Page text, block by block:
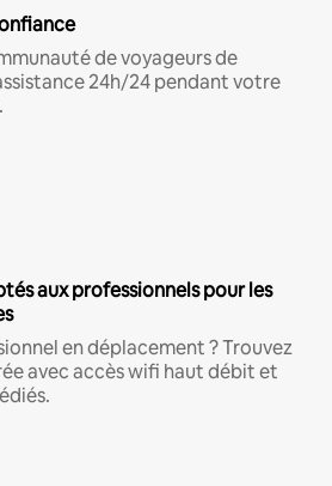
de voyageurs de
24h/24 pendant votre
aux professionnels pour les
en déplacement ? Trouvez
avec accès wifi haut débit et